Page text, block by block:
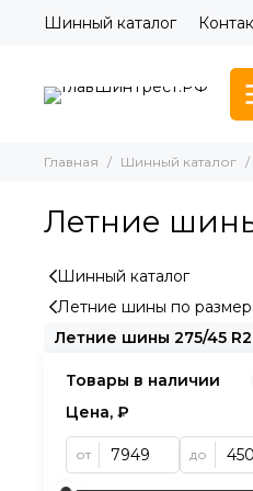
Шинный каталог
Главная Шинный каталог
Летние шины
Шинный каталог
Летние шины по
Летние шины 275/45
Товары в наличии
Цена, ₽
от до